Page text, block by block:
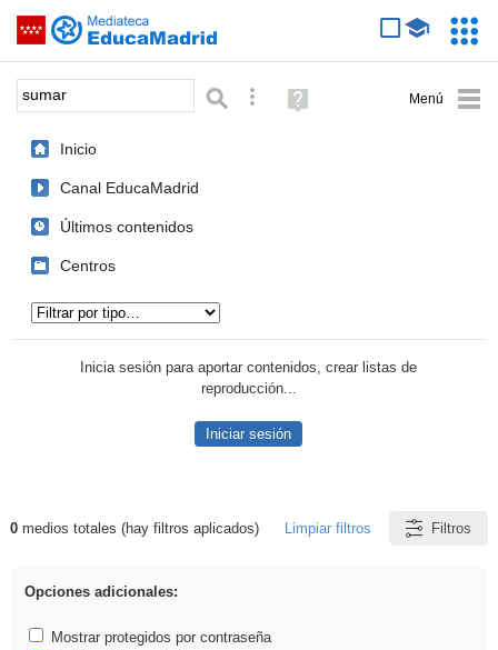
Saltar navegación
Palabra o frase: Búsqueda avanzada
Ayuda
(en
Inicio
Canal EducaMadrid
Últimos contenidos
Centros
Inicia sesión para aportar contenidos, crear listas de
reproducción...
Iniciar sesión
Resultados de: sumar
0medios totales (hay filtros aplicados) Limpiar filtros Filtros
Opciones adicionales:
Mostrar protegidos por contraseña